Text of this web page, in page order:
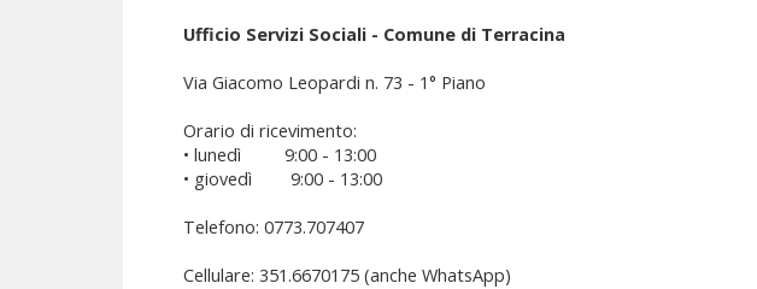
Ufficio Servizi Sociali - Comune di Terracina
Via Giacomo Leopardi n. 73 - 1° Piano
Orario di ricevimento:
• lunedì 9:00 - 13:00
• giovedì 9:00 - 13:00
Telefono: 0773.707407
Cellulare: 351.6670175 (anche WhatsApp)